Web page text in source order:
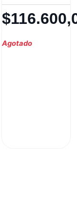
$
Agotado